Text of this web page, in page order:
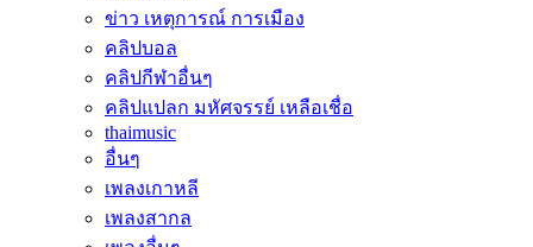
ข่าว เหตุการณ์ การเมือง
คลิปบอล
คลิปกีฬาอื่นๆ
คลิปแปลก มหัศจรรย์ เหลือเชื่อ
thaimusic
อื่นๆ
เพลงเกาหลี
เพลงสากล